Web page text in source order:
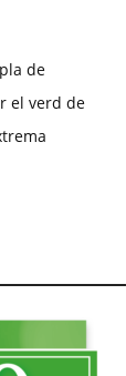
de
el verd de